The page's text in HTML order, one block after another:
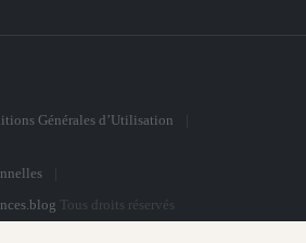
Générales d’Utilisation
Tous droits réservés